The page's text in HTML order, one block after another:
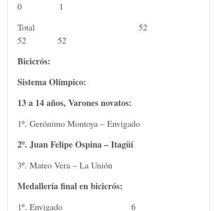
0 1
Total 52
52 52
Bicicrós:
Sistema Olímpico:
13 a 14 años, Varones novatos:
1º. Gerónimo Montoya – Envigado
2º. Juan Felipe Ospina – Itagüí
3º. Mateo Vera – La Unión
Medallería final en bicicrós:
1º. Envigado 6